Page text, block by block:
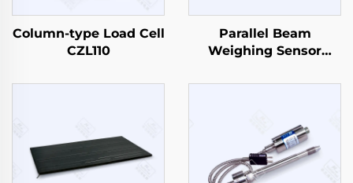
Column-type Load Cell
CZL110
Parallel Beam
Weighing Sensor